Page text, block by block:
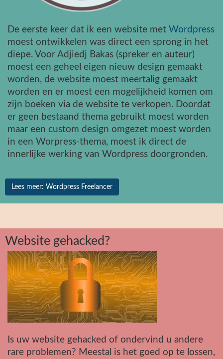
De eerste keer dat ik een website met Wordpress
moest ontwikkelen was direct een sprong in het
diepe. Voor Adjiedj Bakas (spreker en auteur)
moest een geheel eigen nieuw design gemaakt
worden, de website moest meertalig gemaakt
worden en er moest een mogelijkheid komen om
zijn boeken via de website te verkopen. Doordat
er geen bestaand thema gebruikt moest worden
maar een custom design omgezet moest worden
in een Worpress-thema, moest ik direct de
innerlijke werking van Wordpress doorgronden.
Lees meer: Wordpress Freelancer
Website gehacked?
Is uw website gehacked of ondervind u andere
rare problemen? Meestal is het goed op te lossen,